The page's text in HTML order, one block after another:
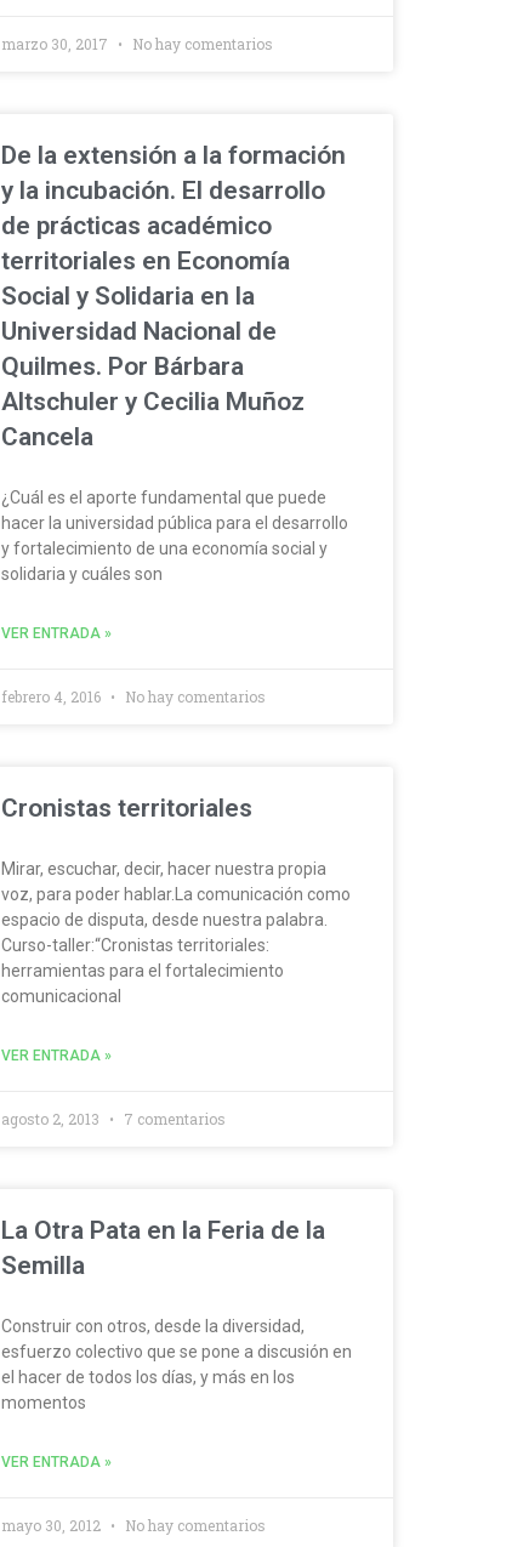
marzo 30, 2017 No hay comentarios
De la extensión a la formación
y la incubación. El desarrollo
de prácticas académico
territoriales en Economía
Social y Solidaria en la
Universidad Nacional de
Quilmes. Por Bárbara
Altschuler y Cecilia Muñoz
Cancela
¿Cuál es el aporte fundamental que puede
hacer la universidad pública para el desarrollo
y fortalecimiento de una economía social y
solidaria y cuáles son
VER ENTRADA »
febrero 4, 2016 No hay comentarios
Cronistas territoriales
Mirar, escuchar, decir, hacer nuestra propia
voz, para poder hablar.La comunicación como
espacio de disputa, desde nuestra palabra.
Curso-taller:“Cronistas territoriales:
herramientas para el fortalecimiento
comunicacional
VER ENTRADA »
agosto 2, 2013 7 comentarios
La Otra Pata en la Feria de la
Semilla
Construir con otros, desde la diversidad,
esfuerzo colectivo que se pone a discusión en
el hacer de todos los días, y más en los
momentos
VER ENTRADA »
mayo 30, 2012 No hay comentarios